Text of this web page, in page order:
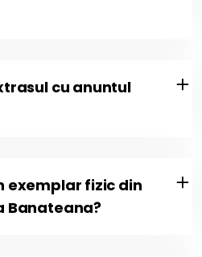
cu anuntul
exemplar fizic din
Banateana?